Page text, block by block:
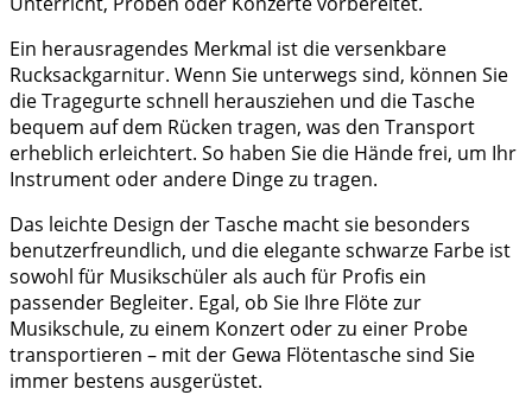
Ein herausragendes Merkmal ist die versenkbare
Rucksackgarnitur. Wenn Sie unterwegs sind, können Sie
die Tragegurte schnell herausziehen und die Tasche
bequem auf dem Rücken tragen, was den Transport
erheblich erleichtert. So haben Sie die Hände frei, um Ihr
Instrument oder andere Dinge zu tragen.
Das leichte Design der Tasche macht sie besonders
benutzerfreundlich, und die elegante schwarze Farbe ist
sowohl für Musikschüler als auch für Profis ein
passender Begleiter. Egal, ob Sie Ihre Flöte zur
Musikschule, zu einem Konzert oder zu einer Probe
transportieren – mit der Gewa Flötentasche sind Sie
immer bestens ausgerüstet.